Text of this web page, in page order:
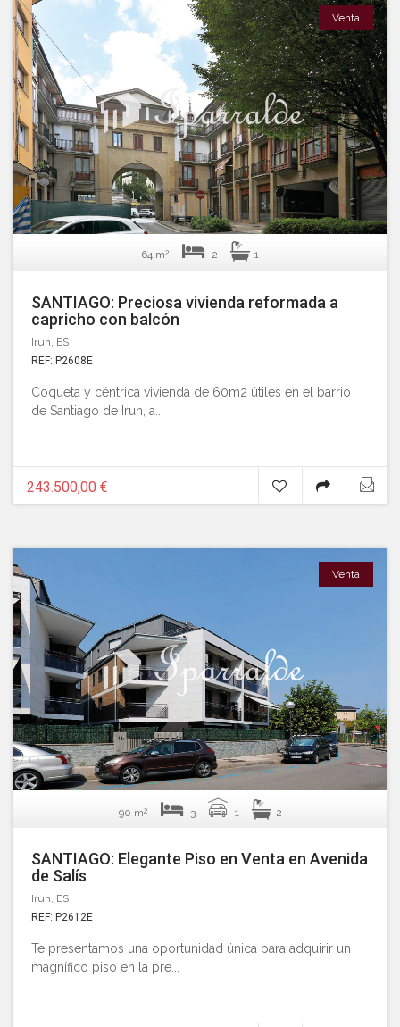
64 m2 2 1
Venta
SANTIAGO: Preciosa vivienda reformada a
capricho con balcón
Irun, ES
REF: P2608E
Coqueta y céntrica vivienda de 60m2 útiles en el barrio
de Santiago de Irun, a...
243.500,00 €
90 m2 3 1 2
Venta
SANTIAGO: Elegante Piso en Venta en Avenida
de Salís
Irun, ES
REF: P2612E
Te presentamos una oportunidad única para adquirir un
magnífico piso en la pre...